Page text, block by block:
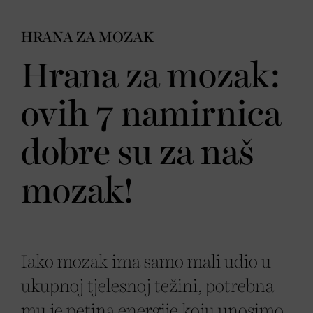
HRANA ZA MOZAK
Hrana za mozak:
ovih 7 namirnica
dobre su za naš
mozak!
Iako mozak ima samo mali udio u
ukupnoj tjelesnoj težini, potrebna